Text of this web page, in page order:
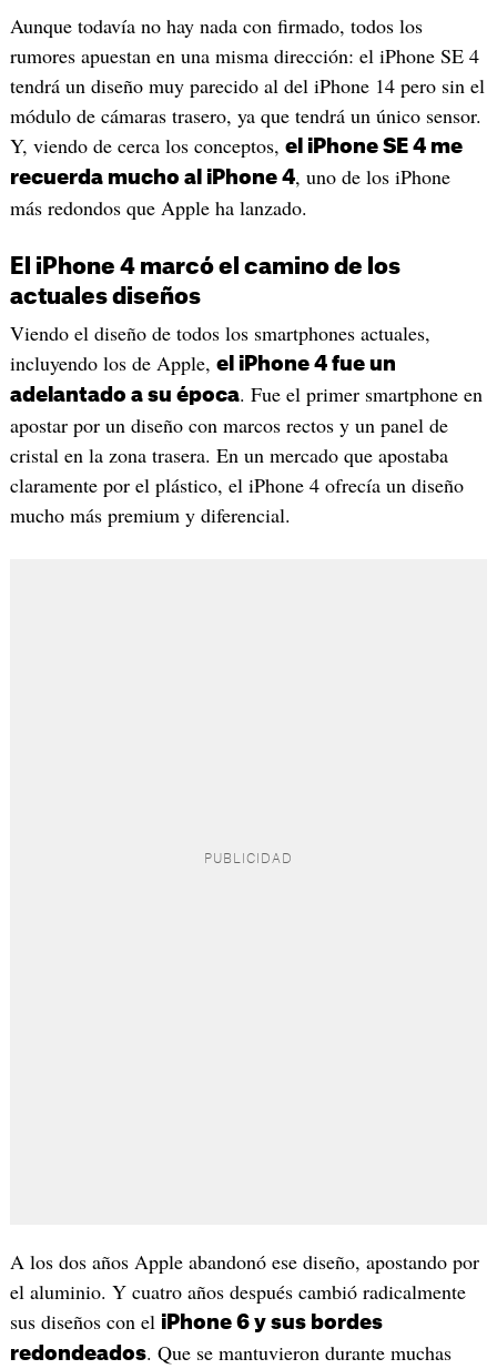
Aunque todavía no hay nada con firmado, todos los
rumores apuestan en una misma dirección: el iPhone SE 4
tendrá un diseño muy parecido al del iPhone 14 pero sin el
módulo de cámaras trasero, ya que tendrá un único sensor.
Y, viendo de cerca los conceptos, el iPhone SE 4 me
recuerda mucho al iPhone 4, uno de los iPhone
más redondos que Apple ha lanzado.
El iPhone 4 marcó el camino de los
actuales diseños
Viendo el diseño de todos los smartphones actuales,
incluyendo los de Apple, el iPhone 4 fue un
adelantado a su época. Fue el primer smartphone en
apostar por un diseño con marcos rectos y un panel de
cristal en la zona trasera. En un mercado que apostaba
claramente por el plástico, el iPhone 4 ofrecía un diseño
mucho más premium y diferencial.
A los dos años Apple abandonó ese diseño, apostando por
el aluminio. Y cuatro años después cambió radicalmente
sus diseños con el iPhone 6 y sus bordes
redondeados. Que se mantuvieron durante muchas